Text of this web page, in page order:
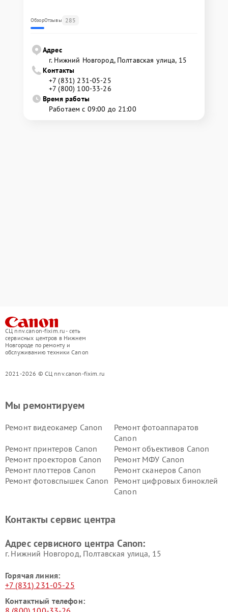
ОбзорОтзывы 285
Адрес
г. Нижний Новгород, Полтавская улица, 15
Контакты
+7 (831) 231-05-25
+7 (800) 100-33-26
Время работы
Работаем с 09:00 до 21:00
СЦ nnv.canon-fixim.ru - сеть
сервисных центров в Нижнем
Новгороде по ремонту и
обслуживанию техники Canon
2021-2026 © СЦ nnv.canon-fixim.ru
Мы ремонтируем
Ремонт видеокамер Canon
Ремонт фотоаппаратов
Canon
Ремонт принтеров Canon
Ремонт объективов Canon
Ремонт проекторов Canon
Ремонт МФУ Canon
Ремонт плоттеров Canon
Ремонт сканеров Canon
Ремонт фотовспышек Canon
Ремонт цифровых биноклей
Canon
Контакты сервис центра
Адрес сервисного центра Canon:
г. Нижний Новгород, Полтавская улица, 15
Горячая линия:
+7 (831) 231-05-25
Контактный телефон: